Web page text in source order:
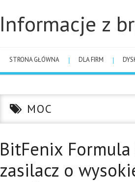
Informacje z
STRONA GŁÓWNA DLA FIRM
MOC
BitFenix
zasilacz o